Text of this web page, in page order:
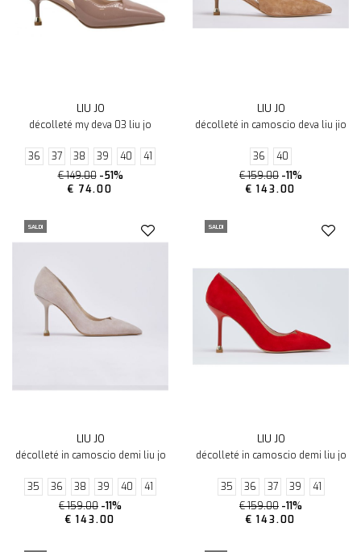
LIU JO
décolleté my deva 03 liu jo
36 37 38 39 40
41
€ 149.00 -51%
€ 74.00
LIU JO
décolleté in camoscio deva liu jio
36
40
€ 159.00 -11%
€ 143.00
SALDI
LIU JO
décolleté in camoscio demi liu jo
35 36 38 39 40
41
€ 159.00 -11%
€ 143.00
SALDI
LIU JO
décolleté in camoscio demi liu jo
35 36 37 39
41
€ 159.00 -11%
€ 143.00